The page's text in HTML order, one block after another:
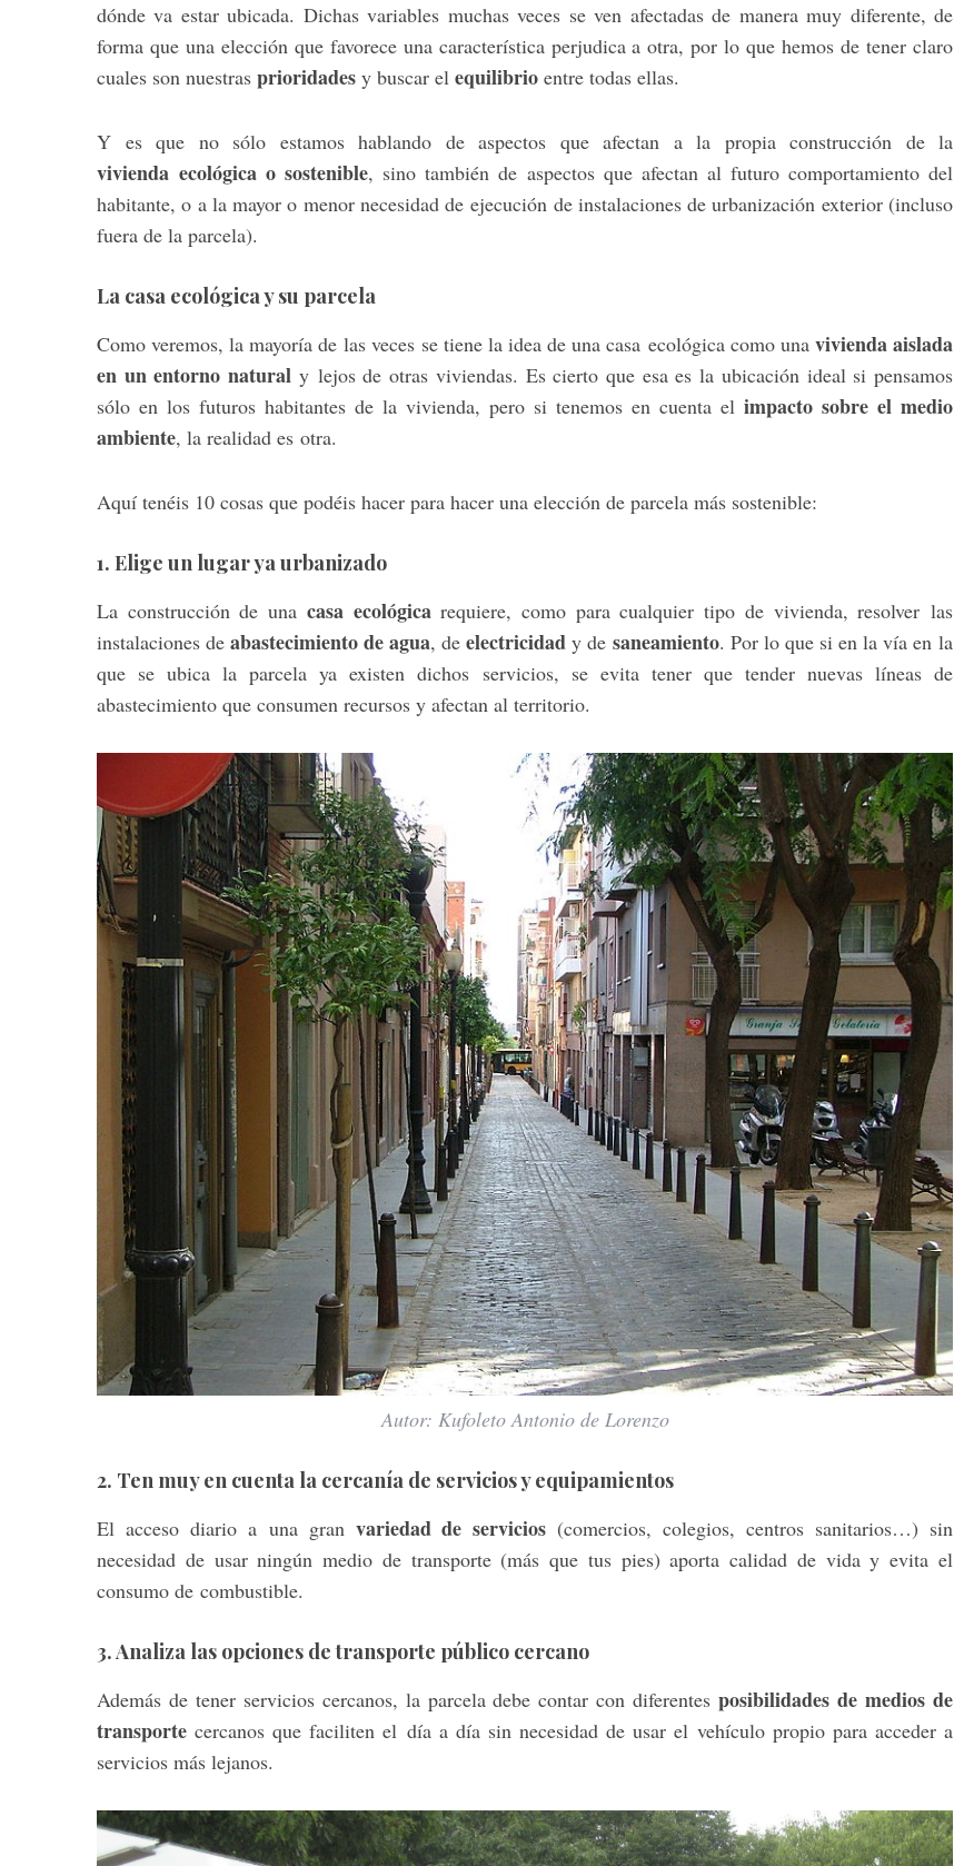
dónde va estar ubicada. Dichas variables muchas veces se ven afectadas de manera muy diferente, de
forma que una elección que favorece una característica perjudica a otra, por lo que hemos de tener claro
cuales son nuestras prioridades y buscar el equilibrio entre todas ellas.
Y es que no sólo estamos hablando de aspectos que afectan a la propia construcción de la
vivienda ecológica o sostenible, sino también de aspectos que afectan al futuro comportamiento del
habitante, o a la mayor o menor necesidad de ejecución de instalaciones de urbanización exterior (incluso
fuera de la parcela).
La casa ecológica y su parcela
Como veremos, la mayoría de las veces se tiene la idea de una casa ecológica como una vivienda aislada
en un entorno natural y lejos de otras viviendas. Es cierto que esa es la ubicación ideal si pensamos
sólo en los futuros habitantes de la vivienda, pero si tenemos en cuenta el impacto sobre el medio
ambiente, la realidad es otra.
Aquí tenéis 10 cosas que podéis hacer para hacer una elección de parcela más sostenible:
1. Elige un lugar ya urbanizado
La construcción de una casa ecológicarequiere, como para cualquier tipo de vivienda, resolver las
instalaciones deabastecimiento de agua, deelectricidad y de saneamiento. Por lo que si en la vía en la
que se ubica la parcela ya existen dichos servicios, se evita tener que tender nuevas líneas de
abastecimiento que consumen recursos y afectan al territorio.
Autor: Kufoleto Antonio de Lorenzo
2. Ten muy en cuenta la cercanía de servicios y equipamientos
El acceso diario a una gran variedad de servicios (comercios, colegios, centros sanitarios…) sin
necesidad de usar ningún medio de transporte (más que tus pies) aporta calidad de vida y evita el
consumo de combustible.
3. Analiza las opciones de transporte público cercano
Además de tener servicios cercanos, la parcela debe contar con diferentesposibilidades de medios de
transporte cercanos que faciliten el día a día sin necesidad de usar el vehículo propio para acceder a
servicios más lejanos.